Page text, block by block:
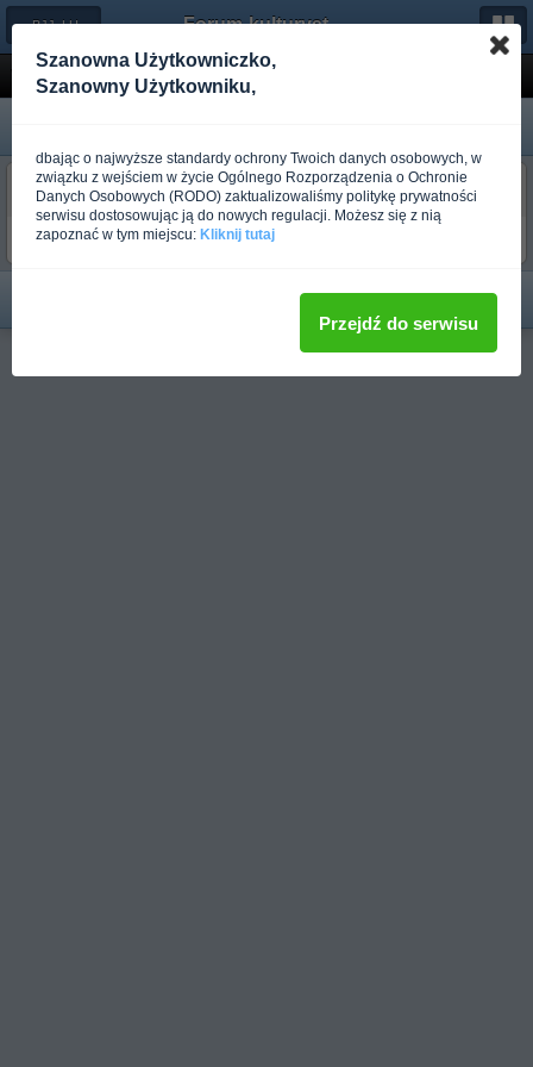
← BJJ, LUTA LIVRE, SAMBO Forum-kulturystyka.pl
Wywiad z Carlsonem Gracie
budo_take
Ponad rok temu
[link widoczny dla zalogowanych Użytkowników]
Pełna wersja
Szanowna Użytkowniczko,
Szanowny Użytkowniku,
dbając o najwyższe standardy ochrony Twoich danych osobowych, w
związku z wejściem w życie Ogólnego Rozporządzenia o Ochronie
Danych Osobowych (RODO) zaktualizowaliśmy politykę prywatności
serwisu dostosowując ją do nowych regulacji. Możesz się z nią
zapoznać w tym miejscu: Kliknij tutaj
Przejdź do serwisu